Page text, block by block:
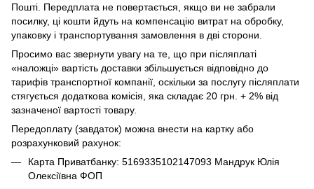
Пошті. Передплата не повертається, якщо ви не забрали
посилку, ці кошти йдуть на компенсацію витрат на обробку,
упаковку і транспортування замовлення в дві сторони.
Просимо вас звернути увагу на те, що при післяплаті
«наложці» вартість доставки збільшується відповідно до
тарифів транспортної компанії, оскільки за послугу післяплати
стягується додаткова комісія, яка складає 20 грн. + 2% від
зазначеної вартості товару.
Передоплату (завдаток) можна внести на картку або
розрахунковий рахунок:
Карта Приватбанку: 5169335102147093 Мандрук Юлія
Олексіївна ФОП